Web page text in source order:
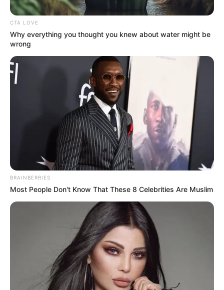
adatszivárgási ügye miatt,
ennek súlyos következényei
lesznek
bySzerző • November 9, 2025
CTA LOVE
Why everything you thought you knew about water might be
wrong
BRAINBERRIES
Most People Don't Know That These 8 Celebrities Are Muslim